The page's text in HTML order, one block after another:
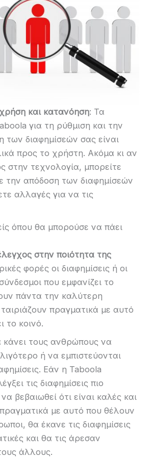
και κατανόηση: Τα
για τη ρύθμιση και την
διαφημίσεών σας είναι
προς το χρήστη. Ακόμα κι αν
στην τεχνολογία, μπορείτε
την απόδοση των διαφημίσεών
αλλαγές για να τις
όπου θα μπορούσε να πάει
στην ποιότητα της
φορές οι διαφημίσεις ή οι
που εμφανίζει το
πάντα την καλύτερη
πραγματικά με αυτό
το κοινό.
κάνει τους ανθρώπους να
ή να εμπιστεύονται
Εάν η Taboola
τις διαφημίσεις πιο
βεβαιωθεί ότι είναι καλές και
πραγματικά με αυτό που θέλουν
θα έκανε τις διαφημίσεις
και θα τις άρεσαν
άλλους.